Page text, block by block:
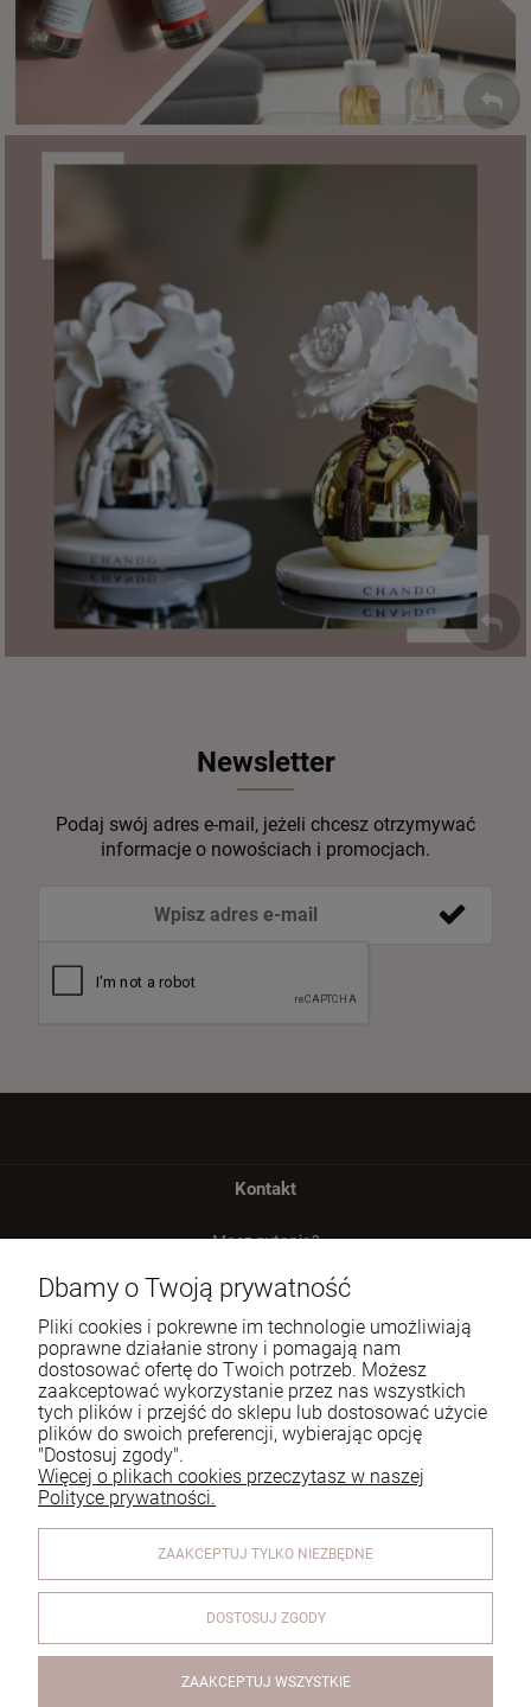
Newsletter
Podaj swój adres e-mail, jeżeli chcesz otrzymywać
informacje o nowościach i promocjach.
Kontakt
Masz pytania?
E-mail: zamowienia@homeperfume.pl
Pomoc
Reklamacje i zwroty
O firmie
Dbamy o Twoją prywatność
Pliki cookies i pokrewne im technologie umożliwiają
poprawne działanie strony i pomagają nam
dostosować ofertę do Twoich potrzeb. Możesz
zaakceptować wykorzystanie przez nas wszystkich
tych plików i przejść do sklepu lub dostosować użycie
plików do swoich preferencji, wybierając opcję
"Dostosuj zgody".
Więcej o plikach cookies przeczytasz w naszej
Polityce prywatności.
ZAAKCEPTUJ TYLKO NIEZBĘDNE
DOSTOSUJ ZGODY
ZAAKCEPTUJ WSZYSTKIE